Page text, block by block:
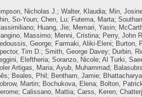
Nicholas J.; Walter, Klaudia; Min,
So-Youn; Chen, Lu; Futema, Marta;
; Huang, Jie; Memari, Yasin;
Massimo; Menni, Cristina; Perry, John
George; Farmaki, Aliki-Eleni; Burton,
Tim D.; Smith, George Davey; Durbin,
Eleftheria; Soranzo, Nicole; Al Turki,
Artigas, Maria; Ayub, Muhammad;
; Beales, Phil ; Bentham, Jamie;
Martin; Bochukova, Elena; Bolton,
; Calissano, Mattia; Carss, Keren;